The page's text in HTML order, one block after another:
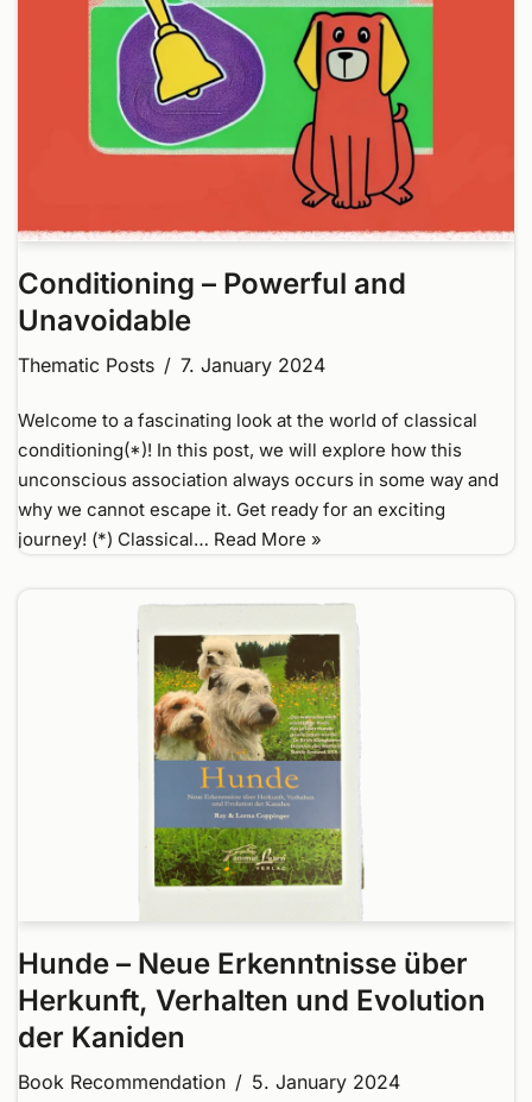
Conditioning – Powerful and
Unavoidable
Thematic Posts 7. January 2024
Welcome to a fascinating look at the world of classical
conditioning(*)! In this post, we will explore how this
unconscious association always occurs in some way and
why we cannot escape it. Get ready for an exciting
journey! (*) Classical… Read More »
Hunde – Neue Erkenntnisse über
Herkunft, Verhalten und Evolution
der Kaniden
Book Recommendation 5. January 2024